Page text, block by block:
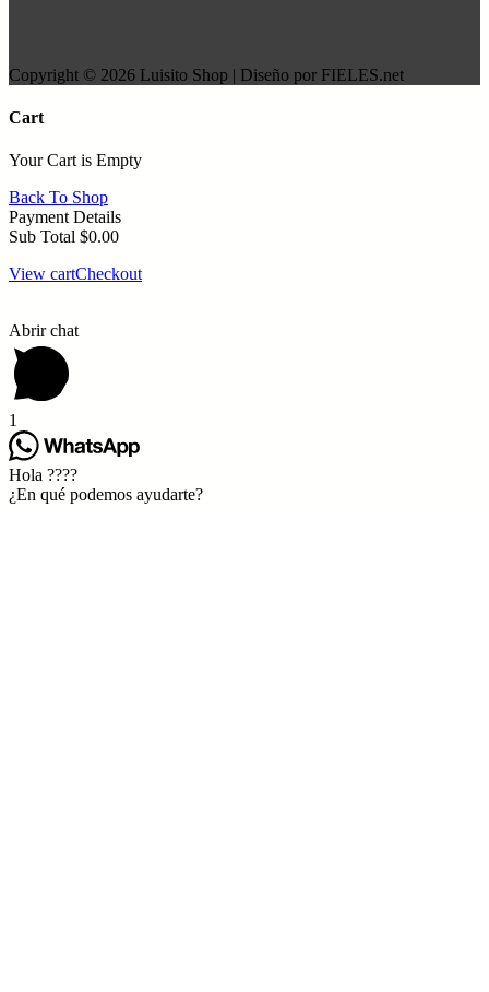
Copyright © 2026 Luisito Shop | Diseño por FIELES.net
Cart
Your Cart is Empty
Back To Shop
Payment Details
Sub Total $0.00
View cartCheckout
Abrir chat
1
Hola ????
¿En qué podemos ayudarte?